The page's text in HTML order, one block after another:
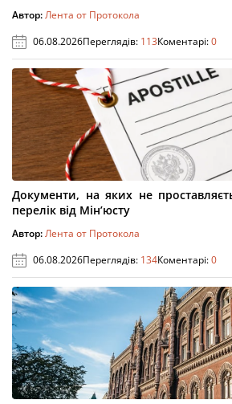
Автор:Лента от Протокола
06.08.2026Переглядів: 113Коментарі:0
Документи, на яких не
перелік від Мін’юсту
Автор:Лента от Протокола
06.08.2026Переглядів: 134Коментарі:0